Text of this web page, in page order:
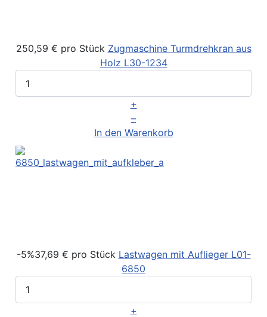
250,59 € pro Stück Zugmaschine Turmdrehkran aus
Holz L30-1234
+
–
In den Warenkorb
-5%37,69 € pro Stück Lastwagen mit Auflieger L01-
6850
+